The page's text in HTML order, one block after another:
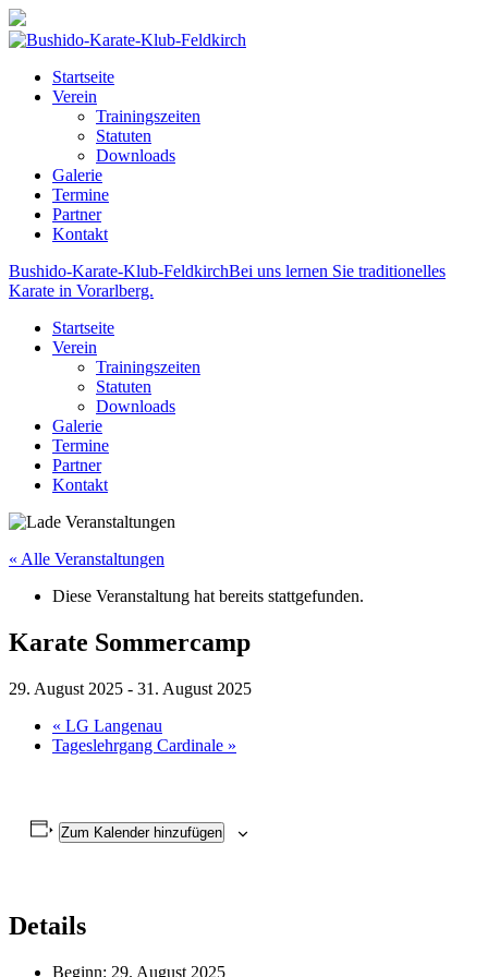
Startseite
Verein
Trainingszeiten
Statuten
Downloads
Galerie
Termine
Partner
Kontakt
Bushido-Karate-Klub-FeldkirchBei uns lernen Sie traditionelles
Karate in Vorarlberg.
Startseite
Verein
Trainingszeiten
Statuten
Downloads
Galerie
Termine
Partner
Kontakt
« Alle Veranstaltungen
Diese Veranstaltung hat bereits stattgefunden.
Karate Sommercamp
29. August 2025 - 31. August 2025
« LG Langenau
Tageslehrgang Cardinale »
Zum Kalender hinzufügen
Details
Beginn: 29. August 2025